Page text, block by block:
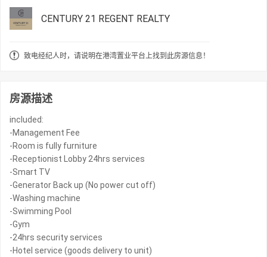
CENTURY 21 REGENT REALTY
致电经纪人时，请说明在港湾置业平台上找到此房源信息！
房源描述
included:
-Management Fee
-Room is fully furniture
-Receptionist Lobby 24hrs services
-Smart TV
-Generator Back up (No power cut off)
-Washing machine
-Swimming Pool
-Gym
-24hrs security services
-Hotel service (goods delivery to unit)